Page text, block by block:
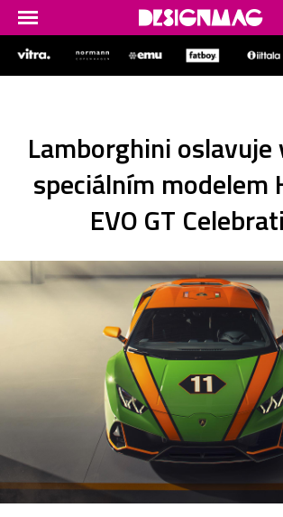
Lamborghini
speciálním modelem
EVO GT